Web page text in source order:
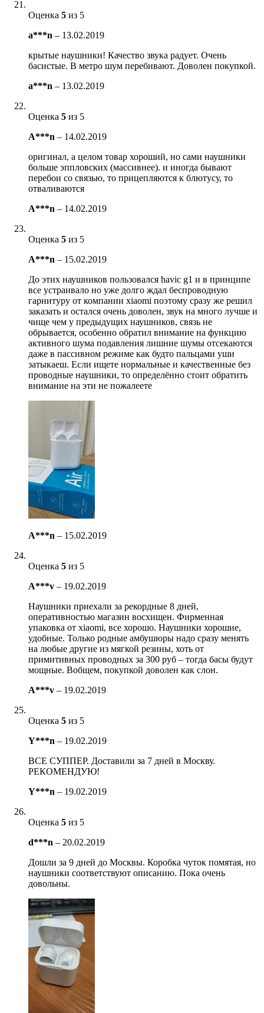
Оценка 5 из 5
a***n – 13.02.2019
крытые наушники! Качество звука радует. Очень
басистые. В метро шум перебивают. Доволен покупкой.
a***n – 13.02.2019
Оценка 5 из 5
A***n – 14.02.2019
оригинал, а целом товар хороший, но сами наушники
больше эппловских (массивнее). и иногда бывают
перебои со связью, то прицепляются к блютусу, то
отваливаются
A***n – 14.02.2019
Оценка 5 из 5
A***n – 15.02.2019
До этих наушников пользовался havic g1 и в принципе
все устраивало но уже долго ждал беспроводную
гарнитуру от компании xiaomi поэтому сразу же решил
заказать и остался очень доволен, звук на много лучше и
чище чем у предыдущих наушников, связь не
обрывается, особенно обратил внимание на функцию
активного шума подавления лишние шумы отсекаются
даже в пассивном режиме как будто пальцами уши
затыкаеш. Если ищете нормальные и качественные без
проводные наушники, то определённо стоит обратить
внимание на эти не пожалеете
A***n – 15.02.2019
Оценка 5 из 5
A***v – 19.02.2019
Наушники приехали за рекордные 8 дней,
оперативностью магазин восхищен. Фирменная
упаковка от xiaomi, все хорошо. Наушники хорошие,
удобные. Только родные амбушюры надо сразу менять
на любые другие из мягкой резины, хоть от
примитивных проводных за 300 руб – тогда басы будут
мощные. Вобщем, покупкой доволен как слон.
A***v – 19.02.2019
Оценка 5 из 5
Y***n – 19.02.2019
ВСЕ СУППЕР. Доставили за 7 дней в Москву.
РЕКОМЕНДУЮ!
Y***n – 19.02.2019
Оценка 5 из 5
d***n – 20.02.2019
Дошли за 9 дней до Москвы. Коробка чуток помятая, но
наушники соответствуют описанию. Пока очень
довольны.